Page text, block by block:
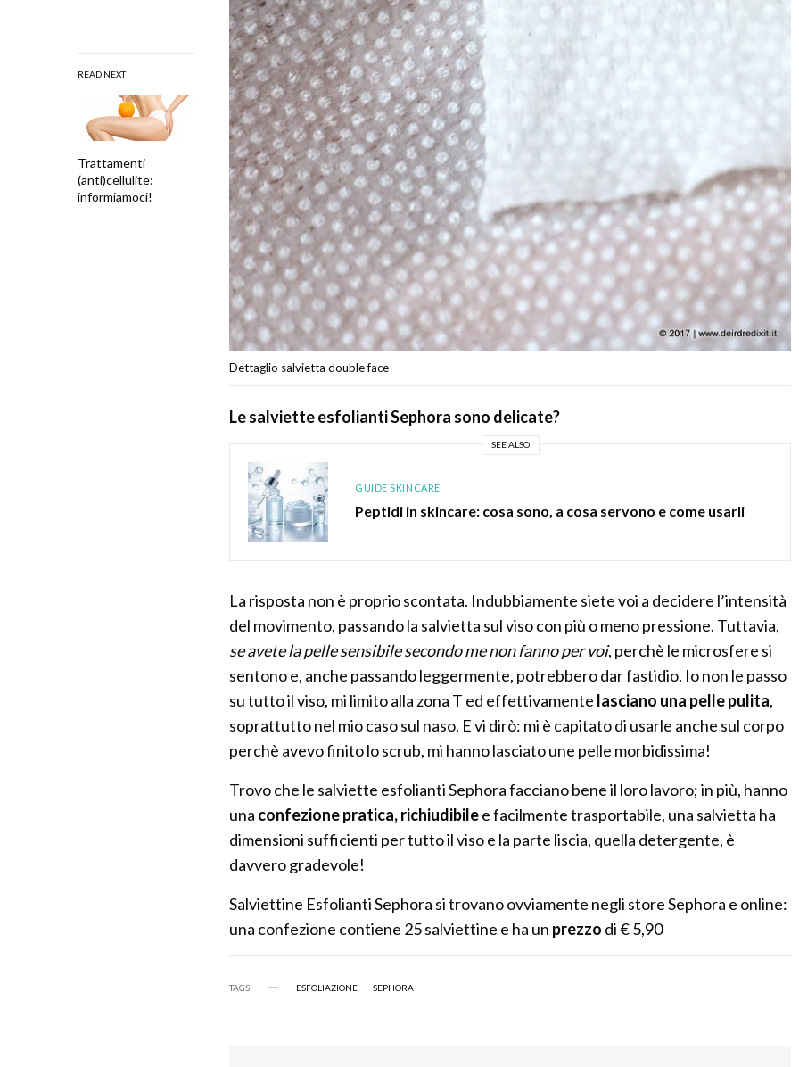
READ NEXT
Trattamenti
(anti)cellulite:
informiamoci!
Dettaglio salvietta double face
Le salviette esfolianti Sephora sono delicate?
SEE ALSO
GUIDE SKINCARE
Peptidi in skincare: cosa sono, a cosa servono e come usarli
La risposta non è proprio scontata. Indubbiamente siete voi a decidere l’intensità
del movimento, passando la salvietta sul viso con più o meno pressione. Tuttavia,
se avete la pelle sensibile secondo me non fanno per voi, perchè le microsfere si
sentono e, anche passando leggermente, potrebbero dar fastidio. Io non le passo
su tutto il viso, mi limito alla zona T ed effettivamente lasciano una pelle pulita,
soprattutto nel mio caso sul naso. E vi dirò: mi è capitato di usarle anche sul corpo
perchè avevo finito lo scrub, mi hanno lasciato une pelle morbidissima!
Trovo che le salviette esfolianti Sephora facciano bene il loro lavoro; in più, hanno
una confezione pratica, richiudibilee facilmente trasportabile, una salvietta ha
dimensioni sufficienti per tutto il viso e la parte liscia, quella detergente, è
davvero gradevole!
Salviettine Esfolianti Sephora si trovano ovviamente negli store Sephora e online:
una confezione contiene 25 salviettine e ha un prezzo di € 5,90
TAGS ESFOLIAZIONE SEPHORA